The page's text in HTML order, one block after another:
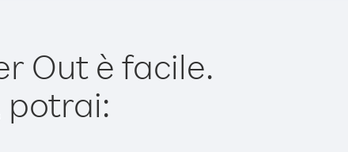
Out è facile.
potrai: